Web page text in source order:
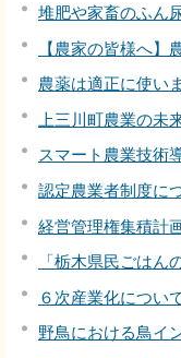
堆肥や家畜のふん
【農家の皆様へ】
農薬は適正に使い
上三川町農業の未
スマート農業技術
認定農業者制度に
経営管理権集積計
「栃木県民ごはん
６次産業化につい
野鳥における鳥イ